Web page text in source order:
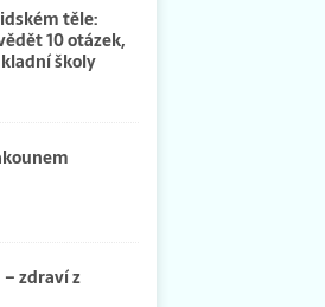
těle:
10 otázek,
školy
zdraví z